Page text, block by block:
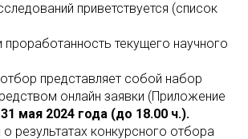
приветствуется (список
проработанность текущего научного
представляет собой набор
онлайн заявки (Приложение
мая 2024 года (до 18.00 ч.).
результатах конкурсного отбора